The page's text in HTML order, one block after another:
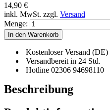
14,90 €
inkl. MwSt. zzgl. Versand
Menge:
In den Warenkorb
Kostenloser Versand (DE)
Versandbereit in 24 Std.
Hotline 02306 94698110
Beschreibung